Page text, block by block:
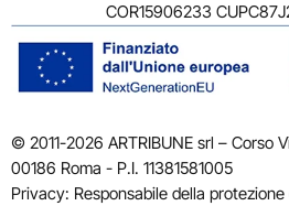
COR15906233
© 2011-2026 ARTRIBUNE srl – Corso
00186 Roma - P.I. 11381581005
Privacy: Responsabile della